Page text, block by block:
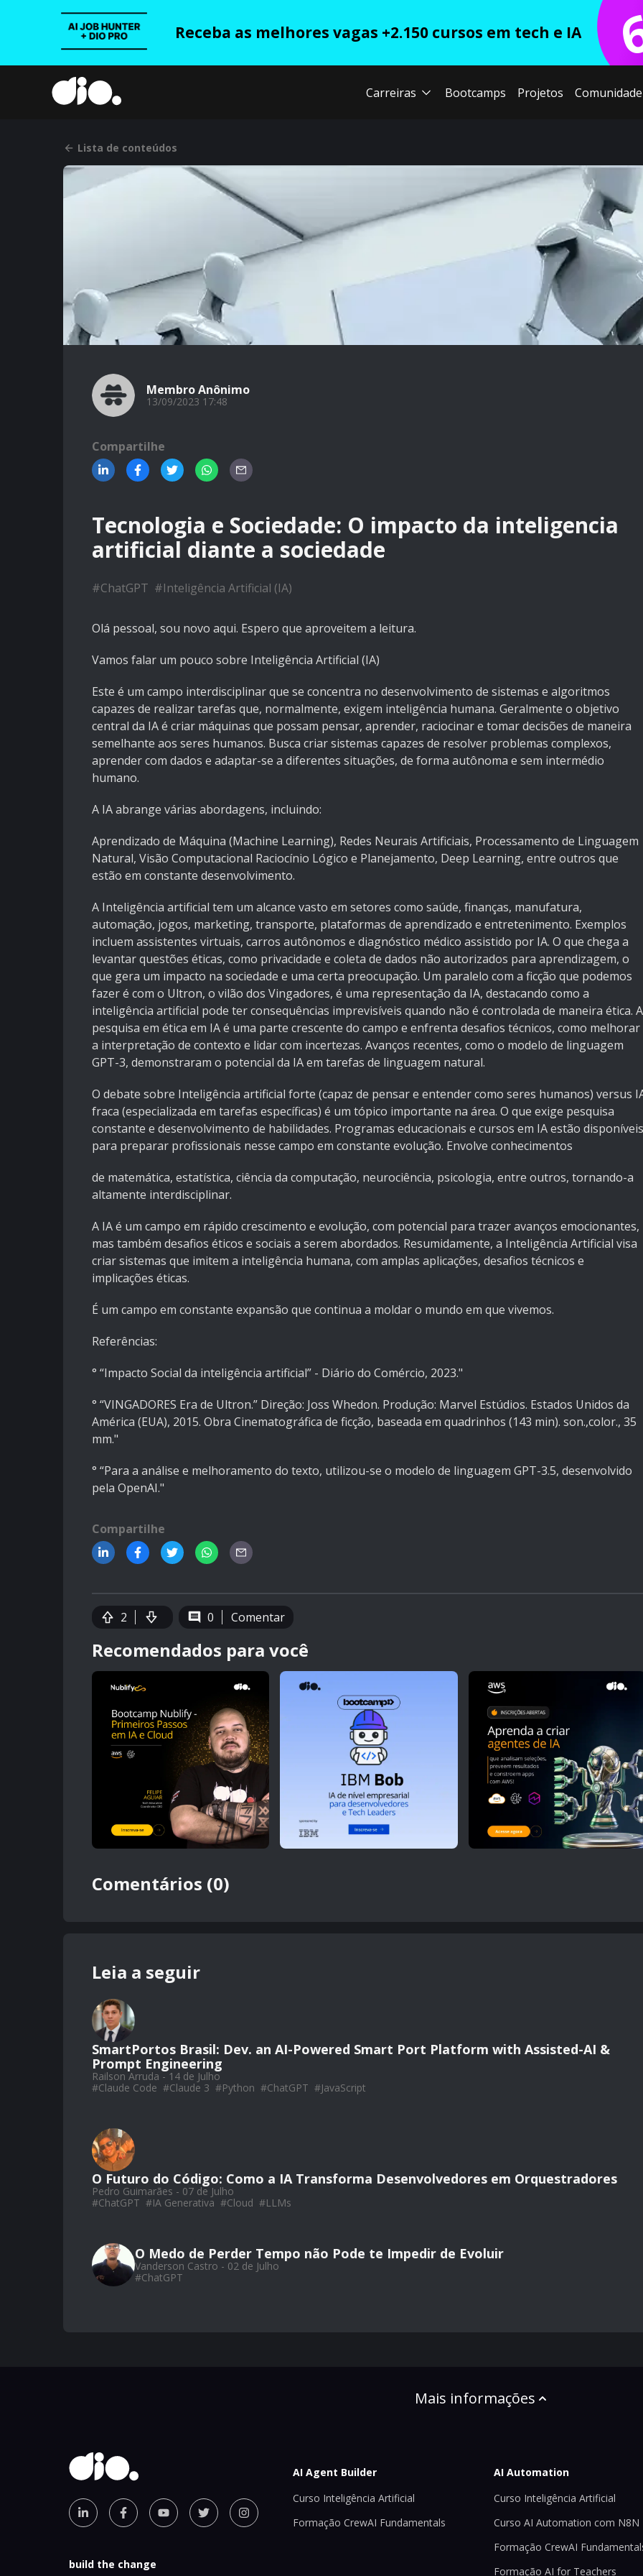
Receba as melhores vagas +2.150 cursos em tech e IA
Carreiras Bootcamps Projetos Comunidade
Lista de conteúdos
Membro Anônimo
13/09/2023 17:48
Compartilhe
Tecnologia e Sociedade: O impacto da inteligencia
artificial diante a sociedade
#ChatGPT #Inteligência Artificial (IA)
Olá pessoal, sou novo aqui. Espero que aproveitem a leitura.
Vamos falar um pouco sobre Inteligência Artificial (IA)
Este é um campo interdisciplinar que se concentra no desenvolvimento de sistemas e algoritmos
capazes de realizar tarefas que, normalmente, exigem inteligência humana. Geralmente o objetivo
central da IA é criar máquinas que possam pensar, aprender, raciocinar e tomar decisões de maneira
semelhante aos seres humanos. Busca criar sistemas capazes de resolver problemas complexos,
aprender com dados e adaptar-se a diferentes situações, de forma autônoma e sem intermédio
humano.
A IA abrange várias abordagens, incluindo:
Aprendizado de Máquina (Machine Learning), Redes Neurais Artificiais, Processamento de Linguagem
Natural, Visão Computacional Raciocínio Lógico e Planejamento, Deep Learning, entre outros que
estão em constante desenvolvimento.
A Inteligência artificial tem um alcance vasto em setores como saúde, finanças, manufatura,
automação, jogos, marketing, transporte, plataformas de aprendizado e entretenimento. Exemplos
incluem assistentes virtuais, carros autônomos e diagnóstico médico assistido por IA. O que chega a
levantar questões éticas, como privacidade e coleta de dados não autorizados para aprendizagem, o
que gera um impacto na sociedade e uma certa preocupação. Um paralelo com a ficção que podemos
fazer é com o Ultron, o vilão dos Vingadores, é uma representação da IA, destacando como a
inteligência artificial pode ter consequências imprevisíveis quando não é controlada de maneira ética. A
pesquisa em ética em IA é uma parte crescente do campo e enfrenta desafios técnicos, como melhorar
a interpretação de contexto e lidar com incertezas. Avanços recentes, como o modelo de linguagem
GPT-3, demonstraram o potencial da IA em tarefas de linguagem natural.
O debate sobre Inteligência artificial forte (capaz de pensar e entender como seres humanos) versus
fraca (especializada em tarefas específicas) é um tópico importante na área. O que exige pesquisa
constante e desenvolvimento de habilidades. Programas educacionais e cursos em IA estão disponíveis
para preparar profissionais nesse campo em constante evolução. Envolve conhecimentos
de matemática, estatística, ciência da computação, neurociência, psicologia, entre outros, tornando-a
altamente interdisciplinar.
A IA é um campo em rápido crescimento e evolução, com potencial para trazer avanços emocionantes,
mas também desafios éticos e sociais a serem abordados. Resumidamente, a Inteligência Artificial visa
criar sistemas que imitem a inteligência humana, com amplas aplicações, desafios técnicos e
implicações éticas.
É um campo em constante expansão que continua a moldar o mundo em que vivemos.
Referências:
° “Impacto Social da inteligência artificial” - Diário do Comércio, 2023."
° “VINGADORES Era de Ultron.” Direção: Joss Whedon. Produção: Marvel Estúdios. Estados Unidos da
América (EUA), 2015. Obra Cinematográfica de ficção, baseada em quadrinhos (143 min). son.,color., 35
mm."
° “Para a análise e melhoramento do texto, utilizou-se o modelo de linguagem GPT-3.5, desenvolvido
pela OpenAI."
Compartilhe
2 0 Comentar
Recomendados para você
Comentários (0)
Leia a seguir
SmartPortos Brasil: Dev. an AI-Powered Smart Port Platform with Assisted-AI &
Prompt Engineering
Railson Arruda - 14 de Julho
#Claude Code #Claude 3 #Python #ChatGPT #JavaScript
O Futuro do Código: Como a IA Transforma Desenvolvedores em Orquestradores
Pedro Guimarães - 07 de Julho
#ChatGPT #IA Generativa #Cloud #LLMs
O Medo de Perder Tempo não Pode te Impedir de Evoluir
Vanderson Castro - 02 de Julho
#ChatGPT
Mais informações
build the change
AI Agent Builder
Curso Inteligência Artificial
Formação CrewAI Fundamentals
AI Automation
Curso Inteligência Artificial
Curso AI Automation com N8N
Formação CrewAI
Formação AI for Teachers